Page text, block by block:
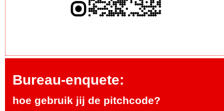
Bureau-enquete:
hoe gebruik jij de pitchcode?